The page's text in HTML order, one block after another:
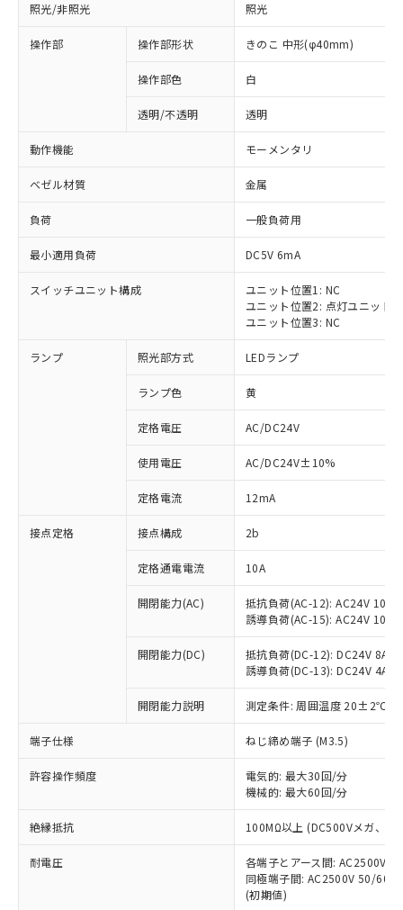
照光/非照光 照光
操作部 操作部形状 きのこ 中形(φ40mm)
操作部色 白
透明/不透明 透明
動作機能 モーメンタリ
ベゼル材質 金属
負荷 一般負荷用
最小適用負荷 DC5V 6mA
スイッチユニット構成
ユニット位置1: NC
ユニット位置2: 点灯ユニット
ユニット位置3: NC
ランプ 照光部方式 LEDランプ
ランプ色 黄
定格電圧 AC/DC24V
使用電圧 AC/DC24V±10%
定格電流 12mA
接点定格 接点構成 2b
定格通電電流 10A
開閉能力(AC)
抵抗負荷(AC-12): AC24V 10A/
誘導負荷(AC-15): AC24V
開閉能力(DC)
抵抗負荷(DC-12): DC24V 8A/
誘導負荷(DC-13): DC24V 4A/
開閉能力説明 測定条件: 周囲温度 20±2℃、
端子仕様 ねじ締め端子 (M3.5)
許容操作頻度
電気的: 最大30回/分
機械的: 最大60回/分
絶縁抵抗 100MΩ以上 (DC500Vメガ、点
耐電圧
各端子とアース間: AC2500V
同極端子間: AC2500V 50/
(初期値)
ご利用条件
以下の条件をお読みいただき、同意のうえ
ご利用ください。
本サービスは、当社制御機器事業取扱
商品の当社在庫状況および標準価格
(税抜)を提供させていただくもので
当社制御機器事業取扱商品の中には、
本サービスの対象外となる商品もある
ことをご了承ください。
在庫状況および標準価格照会結果は、
記載している更新日時点での社内デー
タに基づき作成されるものであり、閲
覧された時点での実際の在庫および標
準価格とは異なる場合があることをご
※1 対応状況
対応済み：EU RoHS指令（10物質）の
非含有に対応した製品が提供可能な商品で
す。
対応予定：EU RoHS指令（10物質）の非含
有に対応した製品に切り替える予定のある
対応予定なし：EU RoHS指令（10物質）の
非含有に非対応の商品で、対応品を出す予
定はありません。
調査・確認中：EU RoHS指令（10物質）の
非含有の対応状況を調査中または確認中の
非該当品：ライセンス料など無形物で、有
害物質有無と関係のない商品です。
仕入先様の事情により、非含有部品として
いたものが、含有品と判明した場合などや
むを得ず変更することがあります。
六価クロム(Cr(Ⅵ)) 1000ppm以下、ポリ臭化ビフェニル
類(PBB) 1000ppm以下、ポリ臭化ジフェニルエーテル類
「○」：最大均質材料含有率が中国RoHSの
基準値以下であることを示します。
「×」：最大均質材料含有率が中国RoHSの
基準値を超えていることを示します。
「－」：未確認です。当社販売部門へお問
*中国RoHS10物質の基準値 (GB/T26572)：
Pb(鉛) :1000ppm、 Hg(水銀) : 1000ppm、 Cd(カドミウ
Cr(Ⅵ)(六価クロム) : 1000ppm、 PBBs(ポリ臭化ビフェ
当社は、これら貴社製品のうち、外国
為替および外国貿易法に定める商品
（以下｢規制貨物等」という）を輸出
または国外への提供する場合は、日本
国政府の輸出許可(または役務取引許
可)を取得するなどの必要な手続きを